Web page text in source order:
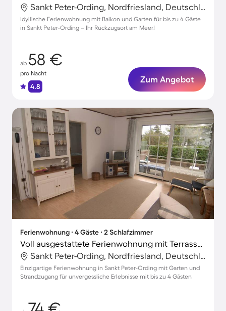
Sankt Peter-Ording, Nordfriesland, Deutschland
Idyllische Ferienwohnung mit Balkon und Garten für bis zu 4 Gäste
in Sankt Peter-Ording – Ihr Rückzugsort am Meer!
ab 58 €
pro Nacht
4.8
Zum Angebot
Ferienwohnung ∙ 4 Gäste ∙ 2 Schlafzimmer
Voll ausgestattete Ferienwohnung mit Terrasse, Garten und Grill | Haustiere erlaubt
Sankt Peter-Ording, Nordfriesland, Deutschland
Einzigartige Ferienwohnung in Sankt Peter-Ording mit Garten und
Strandzugang für unvergessliche Erlebnisse mit bis zu 4 Gästen